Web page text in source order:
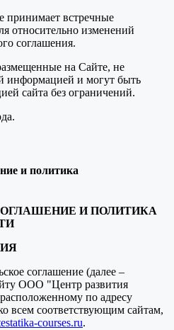
принимает встречные
относительно изменений
соглашения.
на Сайте, не
информацией и могут быть
сайта без ограничений.
и политика
И ПОЛИТИКА
соглашение (далее –
ООО "Центр развития
по адресу
всем соответствующим сайтам,
courses.ru.